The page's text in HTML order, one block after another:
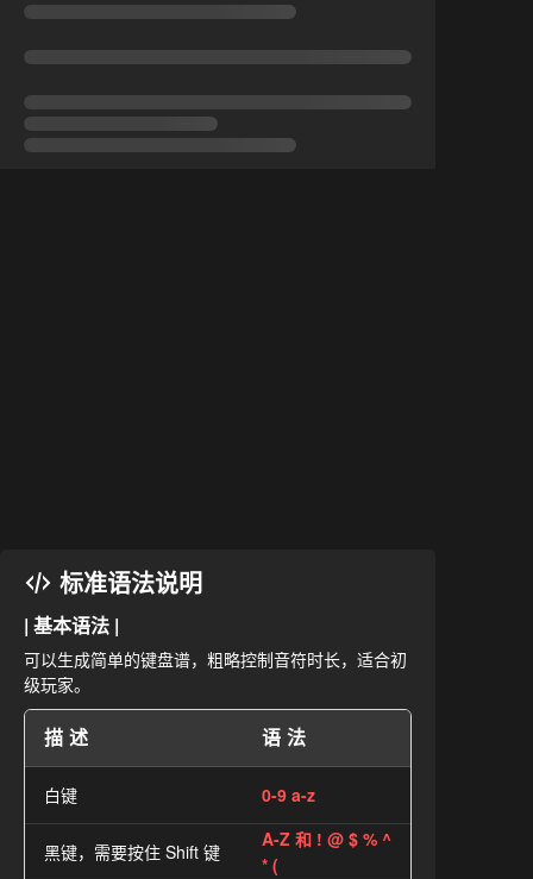
标准语法说明
| 基本语法 |
可以生成简单的键盘谱，粗略控制音符时长，适合初
级玩家。
描述 语法
白键 0-9 a-z
黑键，需要按住 Shift 键
A-Z 和 ! @ $ % ^
* (